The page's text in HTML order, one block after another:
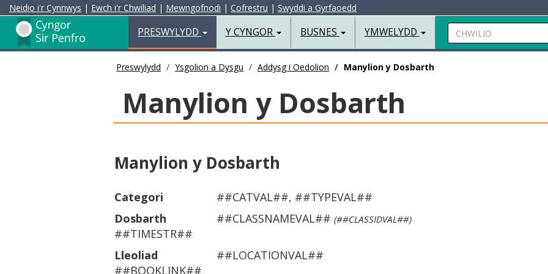
Neidio i'r Cynnwys | Ewch i'r Chwiliad | Mewngofnodi | Cofrestru | Swyddi a Gyrfaoedd
Preswylydd
PRESWYLYDD Y CYNGOR BUSNES YMWELYDD Chwilio
Preswylydd Ysgolion a Dysgu Addysg i Oedolion Manylion y Dosbarth
Manylion y Dosbarth
Manylion y Dosbarth
Categori
##CATVAL##, ##TYPEVAL##
Dosbarth
##CLASSNAMEVAL## (##CLASSIDVAL##)
##TIMESTR##
Lleoliad
##LOCATIONVAL##
##BOOKLINK##